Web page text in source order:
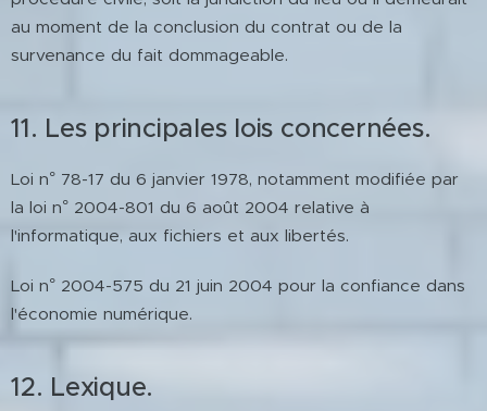
au moment de la conclusion du contrat ou de la
survenance du fait dommageable.
11. Les principales lois concernées.
Loi n° 78-17 du 6 janvier 1978, notamment modifiée par
la loi n° 2004-801 du 6 août 2004 relative à
l'informatique, aux fichiers et aux libertés.
Loi n° 2004-575 du 21 juin 2004 pour la confiance dans
l'économie numérique.
12. Lexique.